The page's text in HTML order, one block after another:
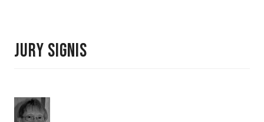
Jury Signis